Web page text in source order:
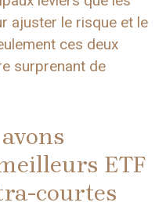
ajuster le risque et le
ces deux
surprenant de
ETF
courtes